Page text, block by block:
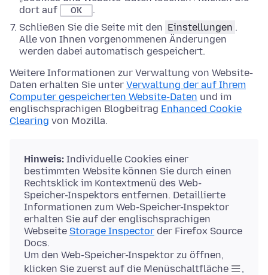
dort auf
OK
.
Schließen Sie die Seite mit den Einstellungen .
Alle von Ihnen vorgenommenen Änderungen
werden dabei automatisch gespeichert.
Weitere Informationen zur Verwaltung von Website-
Daten erhalten Sie unter Verwaltung der auf Ihrem
Computer gespeicherten Website-Daten und im
englischsprachigen Blogbeitrag Enhanced Cookie
Clearing von Mozilla.
Hinweis: Individuelle Cookies einer
bestimmten Website können Sie durch einen
Rechtsklick im Kontextmenü des Web-
Speicher-Inspektors entfernen. Detaillierte
Informationen zum Web-Speicher-Inspektor
erhalten Sie auf der englischsprachigen
Webseite Storage Inspector der Firefox Source
Docs.
Um den Web-Speicher-Inspektor zu öffnen,
klicken Sie zuerst auf die Menüschaltfläche
,